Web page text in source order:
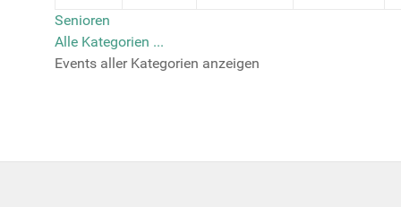
Senioren
Alle Kategorien ...
Events aller Kategorien anzeigen